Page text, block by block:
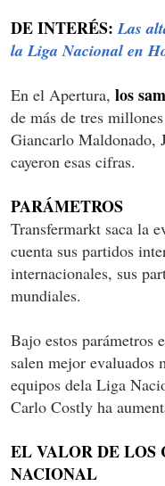
DE INTERÉS:Las
la Liga Nacional en
En el Apertura, los
de más de tres
Giancarlo Maldonado,
cayeron esas cifras.
PARÁMETROS
Transfermarkt saca la
cuenta sus partidos
internacionales, sus
mundiales.
Bajo estos parámetros
salen mejor evaluados
equipos dela Liga
Carlo Costly ha
EL VALOR DE LOS
NACIONAL